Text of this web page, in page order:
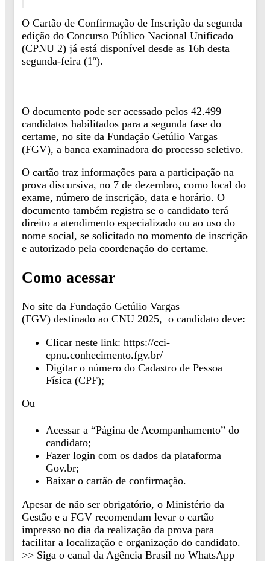
O Cartão de Confirmação de Inscrição da segunda
edição do Concurso Público Nacional Unificado
(CPNU 2) já está disponível desde as 16h desta
segunda-feira (1º).
O documento pode ser acessado pelos 42.499
candidatos habilitados para a segunda fase do
certame, no site da Fundação Getúlio Vargas
(FGV), a banca examinadora do processo seletivo.
O cartão traz informações para a participação na
prova discursiva, no 7 de dezembro, como local do
exame, número de inscrição, data e horário. O
documento também registra se o candidato terá
direito a atendimento especializado ou ao uso do
nome social, se solicitado no momento de inscrição
e autorizado pela coordenação do certame.
Como acessar
No site da Fundação Getúlio Vargas
(FGV) destinado ao CNU 2025, o candidato deve:
Clicar neste link: https://cci-
cpnu.conhecimento.fgv.br/
Digitar o número do Cadastro de Pessoa
Física (CPF);
Ou
Acessar a “Página de Acompanhamento” do
candidato;
Fazer login com os dados da plataforma
Gov.br;
Baixar o cartão de confirmação.
Apesar de não ser obrigatório, o Ministério da
Gestão e a FGV recomendam levar o cartão
impresso no dia da realização da prova para
facilitar a localização e organização do candidato.
>> Siga o canal da Agência Brasil no WhatsApp